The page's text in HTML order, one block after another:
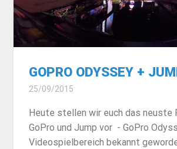
GOPRO ODYSSEY +
25/09/2015
Heute stellen wir euch das neuste
GoPro und Jump vor - GoPro
Videospielbereich bekannt